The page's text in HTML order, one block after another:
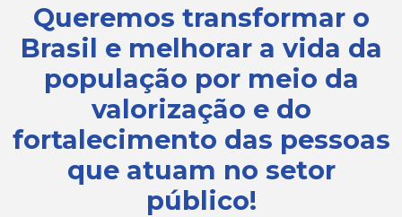
Queremos transformar o
Brasil e melhorar a vida da
população por meio da
valorização e do
fortalecimento das pessoas
que atuam no setor
público!